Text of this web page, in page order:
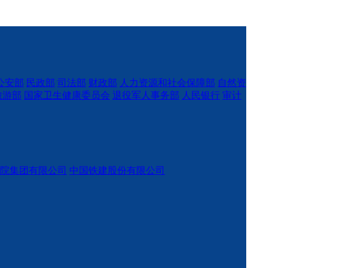
安部 民政部 司法部 财政部 人力资源和社会保障部 自然资
游部 国家卫生健康委员会 退役军人事务部 人民银行 审计
集团有限公司 中国铁建股份有限公司